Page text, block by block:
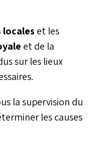
et les
et de la
sur les lieux
la supervision du
les causes